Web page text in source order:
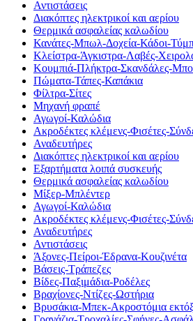
Αντιστάσεις
Διακόπτες ηλεκτρικοί και αερίου
Θερμικά ασφαλείας καλωδίου
Κανάτες-Μπωλ-Δοχεία-Κάδοι-
Κλείστρα-Άγκιστρα-Λαβές-
Κουμπιά-Πλήκτρα-Σκανδάλες-
Πώματα-Τάπες-Καπάκια
Φίλτρα-Σίτες
Μηχανή φραπέ
Αγωγοί-Καλώδια
Ακροδέκτες κλέμενς-Φισέτες-
Αναδευτήρες
Διακόπτες ηλεκτρικοί και αερίου
Εξαρτήματα λοιπά συσκευής
Θερμικά ασφαλείας καλωδίου
Μίξερ-Μπλέντερ
Αγωγοί-Καλώδια
Ακροδέκτες κλέμενς-Φισέτες-
Αναδευτήρες
Αντιστάσεις
Άξονες-Πείροι-Έδρανα-Κουζινέτα
Βάσεις-Τράπεζες
Βίδες-Παξιμάδια-Ροδέλες
Βραχίονες-Ντίζες-Ωστήρια
Βρυσάκια-Μπεκ-Ακροστόμια